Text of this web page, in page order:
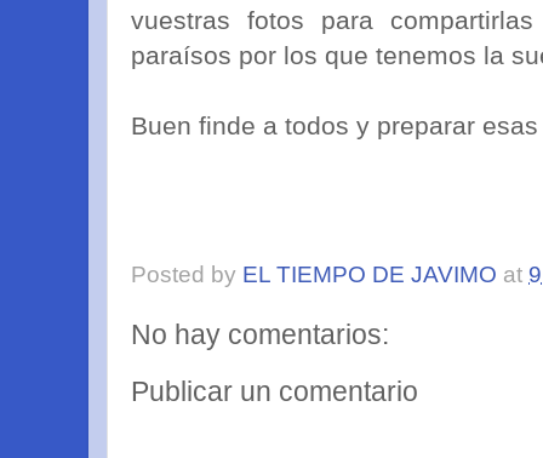
vuestras fotos para
paraísos por los que tenemos la
Buen finde a todos y preparar
Posted by EL TIEMPO DE JAVIMO at
No hay comentarios:
Publicar un comentario